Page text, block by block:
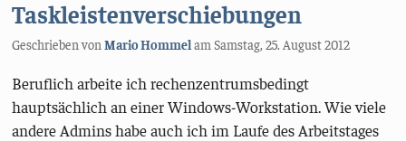
Taskleistenverschiebungen
Geschrieben vonMario HommelamSamstag, 25. August 2012
Beruflich arbeite ich rechenzentrumsbedingt
hauptsächlich an einer Windows-Workstation. Wie viele
andere Admins habe auch ich im Laufe des Arbeitstages